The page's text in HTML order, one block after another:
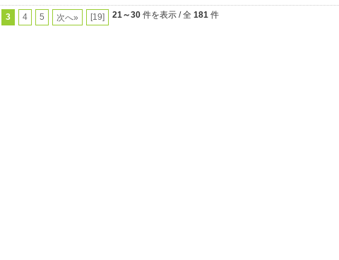
3 4 5 次へ» [19] 21～30 件を表示 / 全 181 件